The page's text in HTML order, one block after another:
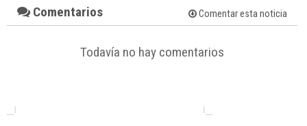
Comentarios Comentar esta noticia
Todavía no hay comentarios